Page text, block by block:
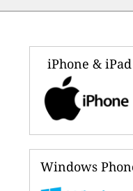
iPhone & iPad
Windows